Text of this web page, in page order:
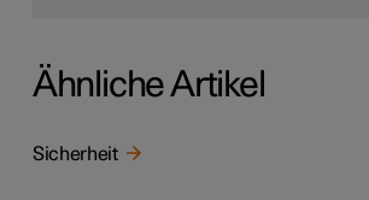
Ähnliche Artikel
Sicherheit